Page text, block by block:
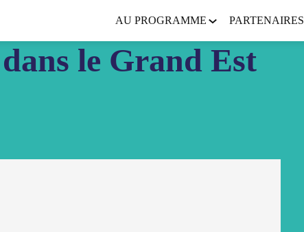
AU PROGRAMME PARTENAIRES
le Grand Est